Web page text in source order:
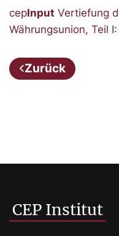
cepInput Vertiefung
Währungsunion, Teil
Zurück
CEP Institut